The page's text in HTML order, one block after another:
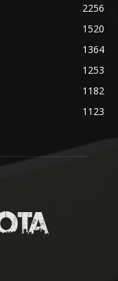
2256
1520
1364
1253
1182
1123